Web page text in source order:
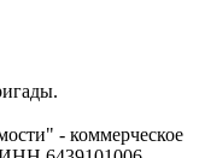
- коммерческое